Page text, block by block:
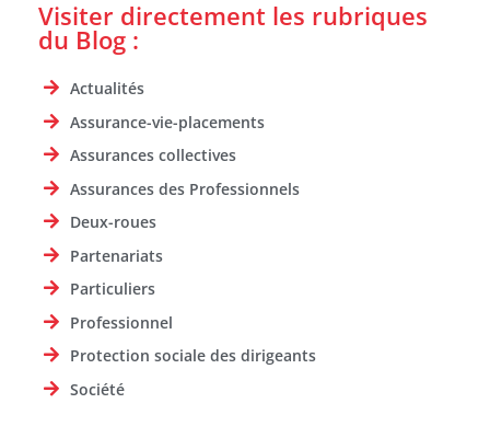
Visiter directement les rubriques
du Blog :
Actualités
Assurance-vie-placements
Assurances collectives
Assurances des Professionnels
Deux-roues
Partenariats
Particuliers
Professionnel
Protection sociale des dirigeants
Société